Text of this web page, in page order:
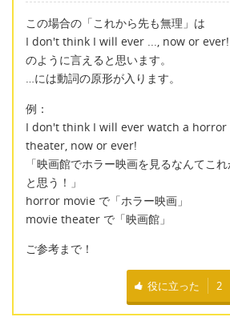
この場合の「これから先も無理」は
I don't think I will ever ..., now or ever!
のように言えると思います。
…には動詞の原形が入ります。
例：
I don't think I will ever watch a horror
theater, now or ever!
「映画館でホラー映画を見るなんてこ
と思う！」
horror movie で「ホラー映画」
movie theater で「映画館」
ご参考まで！
役に立った 2